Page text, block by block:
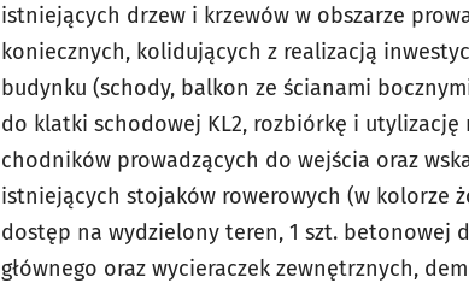
istniejących drzew i krzewów w obszarze
koniecznych, kolidujących z realizacją
budynku (schody, balkon ze ścianami
do klatki schodowej KL2, rozbiórkę i
chodników prowadzących do wejścia oraz
istniejących stojaków rowerowych (w kolorze
dostęp na wydzielony teren, 1 szt. betonowej
głównego oraz wycieraczek zewnętrznych,